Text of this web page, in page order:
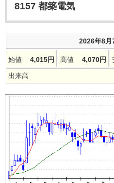
8157 都築電気
2026年8月
始値 4,015円 高値 4,070円
出来高